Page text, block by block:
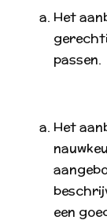
Het
passen.
Het
een